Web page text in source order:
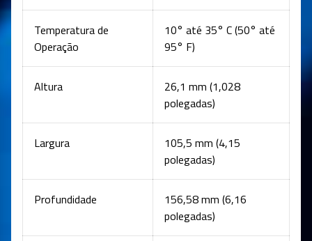
Temperatura de
Operação
10° até 35° C (50° até
95° F)
Altura
26,1 mm (1,028
polegadas)
Largura
105,5 mm (4,15
polegadas)
Profundidade
156,58 mm (6,16
polegadas)